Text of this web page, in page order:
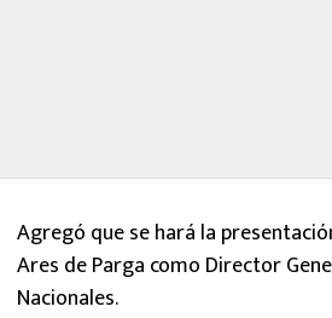
Agregó que se hará la
Ares de Parga como Director
Nacionales.